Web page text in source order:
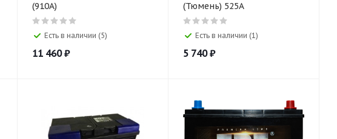
(910A)
Есть в наличии (5)
11 460₽
(Тюмень) 525A
Есть в наличии (1)
5 740₽